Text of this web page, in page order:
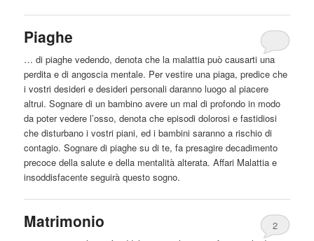
Piaghe
… di piaghe vedendo, denota che la malattia può causarti una
perdita e di angoscia mentale. Per vestire una piaga, predice che
i vostri desideri e desideri personali daranno luogo al piacere
altrui. Sognare di un bambino avere un mal di profondo in modo
da poter vedere l’osso, denota che episodi dolorosi e fastidiosi
che disturbano i vostri piani, ed i bambini saranno a rischio di
contagio. Sognare di piaghe su di te, fa presagire decadimento
precoce della salute e della mentalità alterata. Affari Malattia e
insoddisfacente seguirà questo sogno.
Matrimonio
2